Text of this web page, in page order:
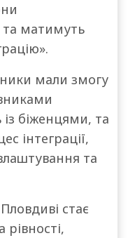
та матимуть
мали змогу
біженцями, та
інтеграції,
та
стає
рівності,